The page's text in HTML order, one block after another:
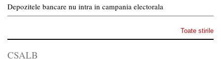
Depozitele bancare nu intra in campania electorala
Toate stirile
CSALB